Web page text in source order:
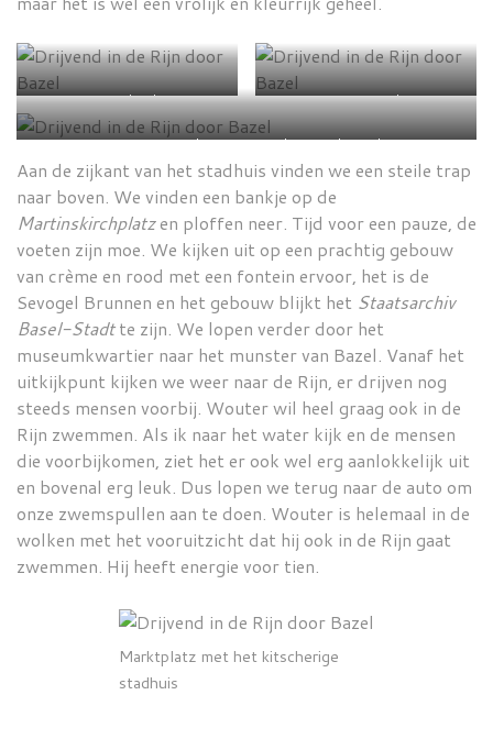
De Spalenthor De fontein Sevogel Brunnen
De toren van het Staatsarchiv Basel-Stadt
Aan de zijkant van het stadhuis vinden we een steile trap
naar boven. We vinden een bankje op de
Martinskirchplatzen ploffen neer. Tijd voor een pauze, de
voeten zijn moe. We kijken uit op een prachtig gebouw
van crème en rood met een fontein ervoor, het is de
Sevogel Brunnen en het gebouw blijkt het Staatsarchiv
Basel-Stadtte zijn. We lopen verder door het
museumkwartier naar het munster van Bazel. Vanaf het
uitkijkpunt kijken we weer naar de Rijn, er drijven nog
steeds mensen voorbij. Wouter wil heel graag ook in de
Rijn zwemmen. Als ik naar het water kijk en de mensen
die voorbijkomen, ziet het er ook wel erg aanlokkelijk uit
en bovenal erg leuk. Dus lopen we terug naar de auto om
onze zwemspullen aan te doen. Wouter is helemaal in de
wolken met het vooruitzicht dat hij ook in de Rijn gaat
zwemmen. Hij heeft energie voor tien.
Marktplatz met het kitscherige
stadhuis